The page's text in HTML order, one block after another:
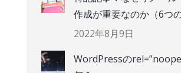
作成が重要なのか（6つの
2022年8月9日
WordPressの